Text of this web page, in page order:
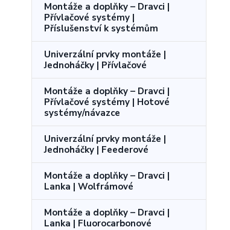
Montáže a doplňky – Dravci |
Přívlačové systémy |
Příslušenství k systémům
Univerzální prvky montáže |
Jednoháčky | Přívlačové
Montáže a doplňky – Dravci |
Přívlačové systémy | Hotové
systémy/návazce
Univerzální prvky montáže |
Jednoháčky | Feederové
Montáže a doplňky – Dravci |
Lanka | Wolfrámové
Montáže a doplňky – Dravci |
Lanka | Fluorocarbonové